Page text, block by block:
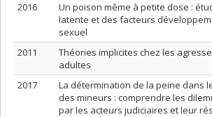
2016
Un poison même à petite dose :
latente et des facteurs
sexuel
2011
Théories implicites chez les
adultes
2017
La détermination de la peine dans
des mineurs : comprendre les
par les acteurs judiciaires et leur